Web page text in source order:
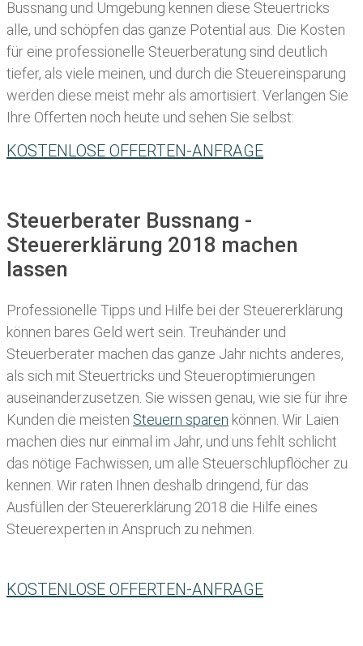
Bussnang und Umgebung kennen diese Steuertricks
alle, und schöpfen das ganze Potential aus. Die Kosten
für eine professionelle Steuerberatung sind deutlich
tiefer, als viele meinen, und durch die Steuereinsparung
werden diese meist mehr als amortisiert. Verlangen Sie
Ihre Offerten noch heute und sehen Sie selbst:
KOSTENLOSE OFFERTEN-ANFRAGE
Steuerberater Bussnang -
Steuererklärung 2018 machen
lassen
Professionelle Tipps und Hilfe bei der Steuererklärung
können bares Geld wert sein. Treuhänder und
Steuerberater machen das ganze Jahr nichts anderes,
als sich mit Steuertricks und Steueroptimierungen
auseinanderzusetzen. Sie wissen genau, wie sie für ihre
Kunden die meisten Steuern sparen können. Wir Laien
machen dies nur einmal im Jahr, und uns fehlt schlicht
das nötige Fachwissen, um alle Steuerschlupflöcher zu
kennen. Wir raten Ihnen deshalb dringend, für das
Ausfüllen der Steuererklärung 2018 die Hilfe eines
Steuerexperten in Anspruch zu nehmen.
KOSTENLOSE OFFERTEN-ANFRAGE